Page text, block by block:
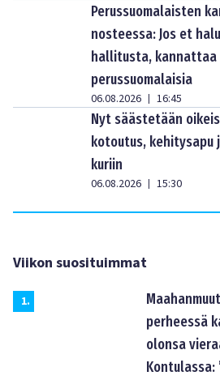
Perussuomalaisten
nosteessa: Jos et
hallitusta, kannattaa
perussuomalaisia
06.08.2026 | 16:45
Nyt säästetään
kotoutus,
kuriin
06.08.2026 | 15:30
Viikon suosituimmat
1.
perheessä
olonsa